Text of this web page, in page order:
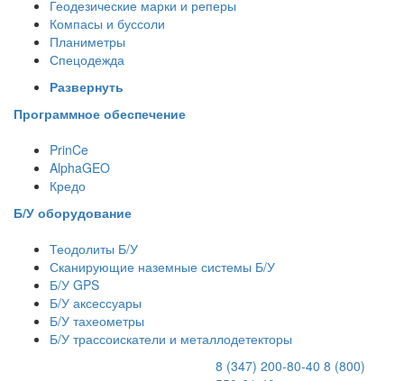
Геодезические марки и реперы
Компасы и буссоли
Планиметры
Спецодежда
Развернуть
Программное обеспечение
PrinCe
AlphaGEO
Кредо
Б/У оборудование
Теодолиты Б/У
Сканирующие наземные системы Б/У
Б/У GPS
Б/У аксессуары
Б/У тахеометры
Б/У трассоискатели и металлодетекторы
8 (347) 200-80-40 8 (800)